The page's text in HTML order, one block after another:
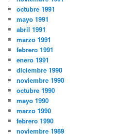
octubre 1991
mayo 1991
abril 1991
marzo 1991
febrero 1991
enero 1991
diciembre 1990
noviembre 1990
octubre 1990
mayo 1990
marzo 1990
febrero 1990
noviembre 1989